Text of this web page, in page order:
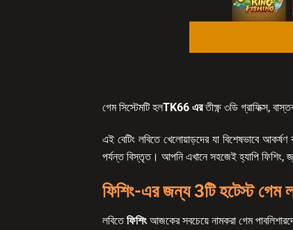
গেম সিস্টেমটি হলTK66 এরতীক্ষ্ণ ৩ডি গ্রাফিক্স,
এই বেটিং লবিতে খেলোয়াড়দের যা বিশেষভাবে
পর্যন্ত বিস্তৃত। আপনি এখানে সহজেই হ্যাপি ফিশিং,
ফিশিং-এর জন্য 3টি হটেস্ট গেম
লবিতেফিশিংআজকের সবচেয়ে নামকরা গেম